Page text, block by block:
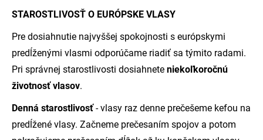
STAROSTLIVOSŤ O EURÓPSKE VLASY
Pre dosiahnutie najvyššej spokojnosti s európskymi
predĺženými vlasmi odporúčame riadiť sa týmito radami.
Pri správnej starostlivosti dosiahnete niekoľkoročnú
životnosť vlasov.
Denná starostlivosť- vlasy raz denne prečešeme kefou na
predĺžené vlasy. Začneme prečesaním spojov a potom